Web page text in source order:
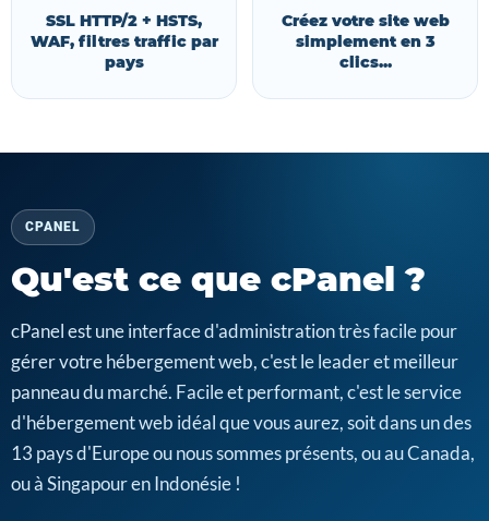
SSL HTTP/2 + HSTS,
WAF, filtres traffic par
pays
Créez votre site web
simplement en 3
clics...
CPANEL
Qu'est ce que cPanel ?
cPanel est une interface d'administration très facile pour
gérer votre hébergement web, c'est le leader et meilleur
panneau du marché. Facile et performant, c'est le service
d'hébergement web idéal que vous aurez, soit dans un des
13 pays d'Europe ou nous sommes présents, ou au Canada,
ou à Singapour en Indonésie !